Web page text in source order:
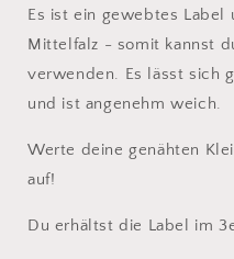
Es ist ein gewebtes Label
Mittelfalz - somit kannst
verwenden. Es lässt sich
und ist angenehm weich.
Werte deine genähten
auf!
Du erhältst die Label im